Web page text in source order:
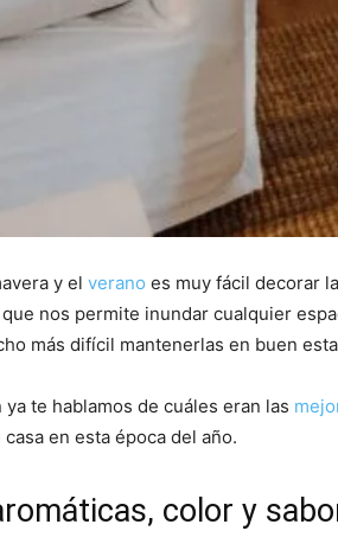
y el verano es muy fácil decorar
nos permite inundar cualquier
más difícil mantenerlas en buen
ya te hablamos de cuáles eran las
en esta época del año.
color y